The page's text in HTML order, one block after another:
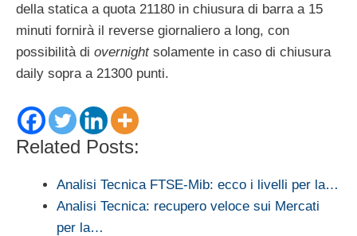
della statica a quota 21180 in chiusura di barra a 15
minuti fornirà il reverse giornaliero a long, con
possibilità di overnight solamente in caso di chiusura
daily sopra a 21300 punti.
Related Posts:
Analisi Tecnica FTSE-Mib: ecco i livelli per la…
Analisi Tecnica: recupero veloce sui Mercati
per la…